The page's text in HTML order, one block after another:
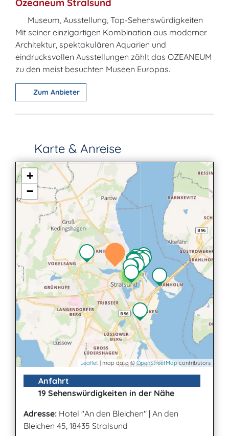
Ozeaneum Stralsund
Museum, Ausstellung, Top-Sehenswürdigkeiten
Mit seiner einzigartigen Kombination aus moderner
Architektur, spektakulären Aquarien und
eindrucksvollen Ausstellungen zählt das OZEANEUM
zu den meist besuchten Museen Europas.
Zum Anbieter
Karte & Anreise
+
−
Leaflet | map data ©OpenStreetMapcontributors
Anfahrt
19 Sehenswürdigkeiten in der Nähe
Adresse: Hotel "An den Bleichen" | An den
Bleichen 45, 18435 Stralsund